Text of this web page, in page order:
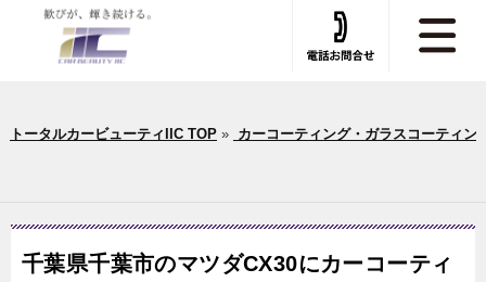
トータルカービューティIIC TOP» カーコーティング・ガラスコーティン
千葉県千葉市のマツダCX30にカーコーティ